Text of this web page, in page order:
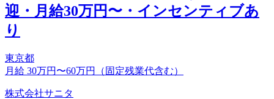
迎・月給30万円〜・インセンティブあ
り
東京都
月給 30万円〜60万円（固定残業代含む）
株式会社サニタ